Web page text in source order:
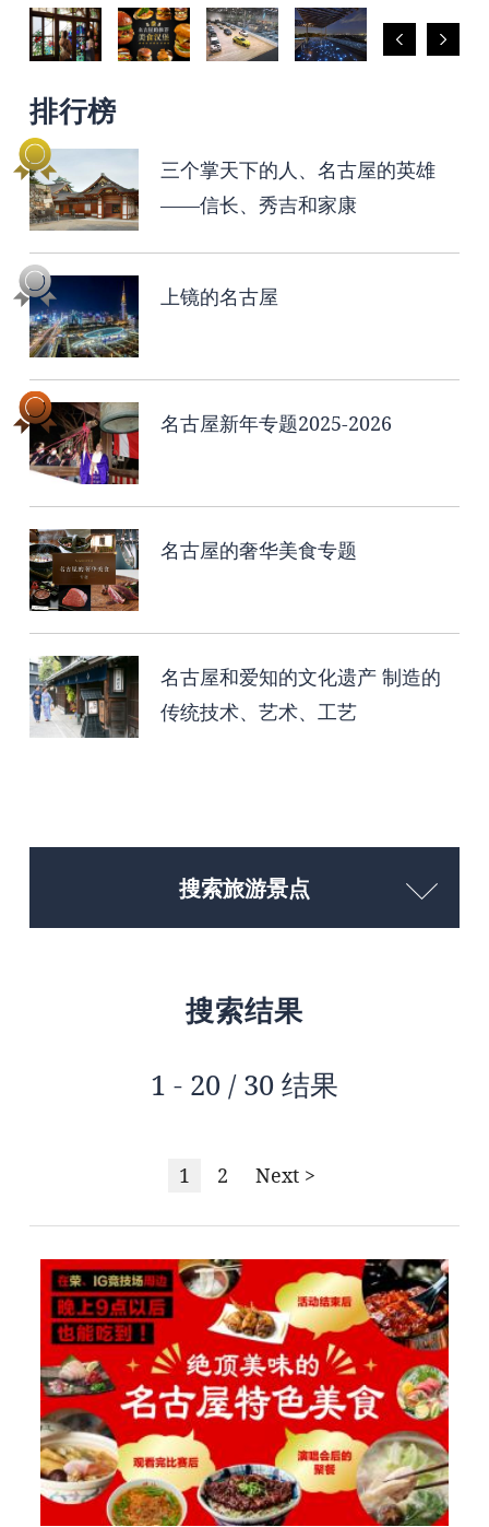
排行榜
三个掌天下的人、名古屋的英雄
——信长、秀吉和家康
上镜的名古屋
名古屋新年专题2025-2026
名古屋的奢华美食专题
名古屋和爱知的文化遗产 制造的
传统技术、艺术、工艺
搜索旅游景点
搜索结果
1 - 20 / 30 结果
1 2 Next >